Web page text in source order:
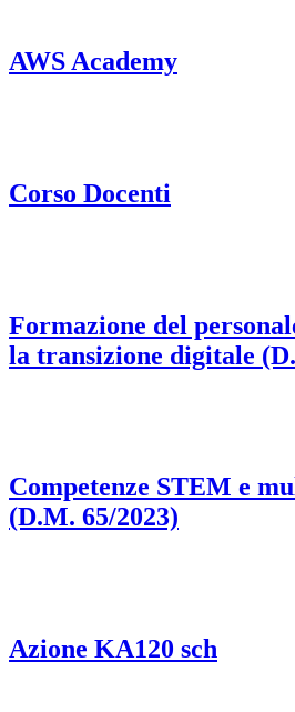
AWS Academy
Corso Docenti
Formazione del
la transizione digitale
Competenze STEM e
(D.M. 65/2023)
Azione KA120 sch